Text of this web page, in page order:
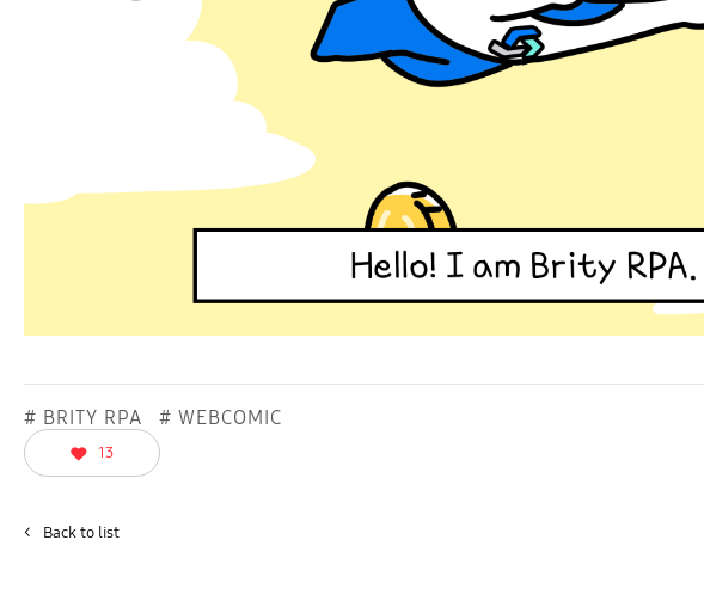
# BRITY RPA # WEBCOMIC
13
< Back to list